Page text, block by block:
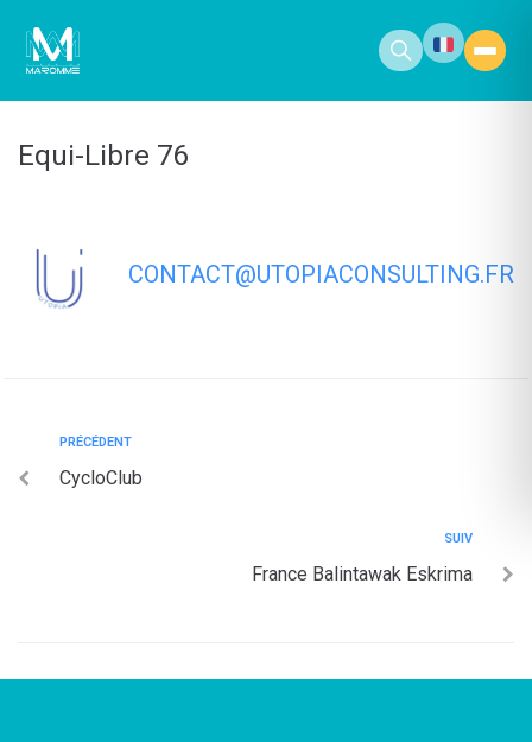
principal
Equi-Libre 76
CONTACT@UTOPIACONSULTING.FR
PRÉCÉDENT
CycloClub
SUIV
France Balintawak Eskrima